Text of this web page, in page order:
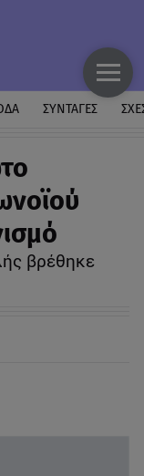
ΣΥΝΤΑΓΕΣ
βρέθηκε